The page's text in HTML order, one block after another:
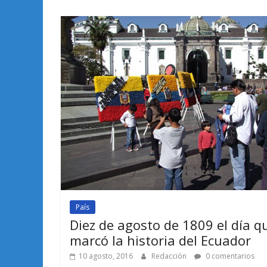
País
Diez de agosto de 1809 el día
marcó la historia del Ecuador
10 agosto, 2016 Redacción 0 comentarios